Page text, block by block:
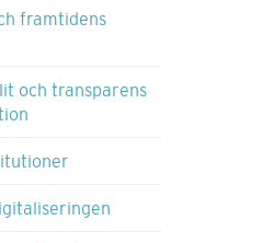
framtidens
och transparens